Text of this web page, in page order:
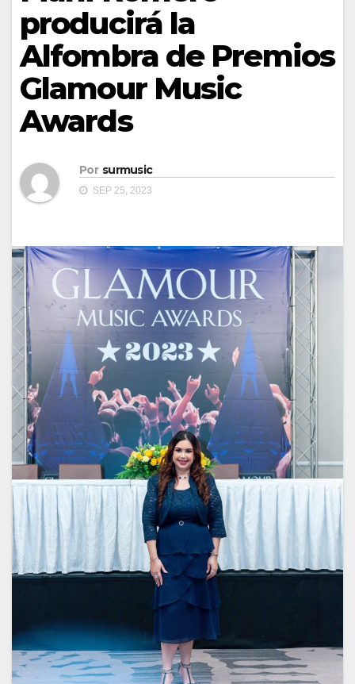
producirá la
Alfombra de Premios
Glamour Music
Awards
Por surmusic
SEP 25, 2023